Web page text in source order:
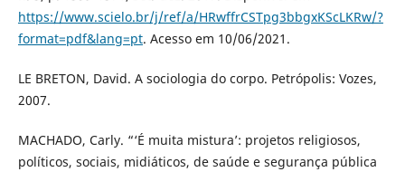
https://www.scielo.br/j/ref/a/HRwffrCSTpg3bbgxKScLKRw/?
format=pdf&lang=pt. Acesso em 10/06/2021.
LE BRETON, David. A sociologia do corpo. Petrópolis: Vozes,
2007.
MACHADO, Carly. “‘É muita mistura’: projetos religiosos,
políticos, sociais, midiáticos, de saúde e segurança pública